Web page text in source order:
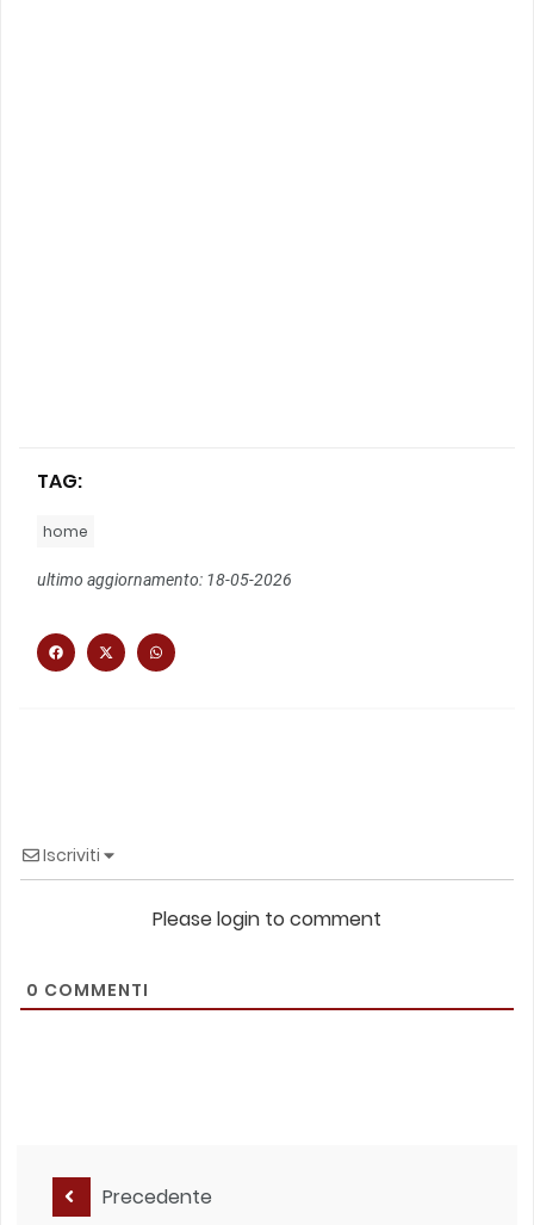
TAG:
home
ultimo aggiornamento: 18-05-2026
Iscriviti
Please login to comment
0 COMMENTI
Precedente